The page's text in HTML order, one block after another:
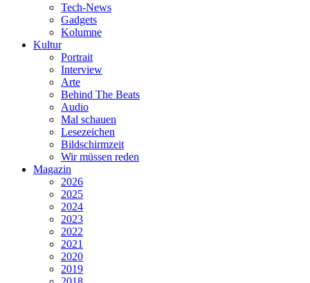
Tech-News
Gadgets
Kolumne
Kultur
Portrait
Interview
Arte
Behind The Beats
Audio
Mal schauen
Lesezeichen
Bildschirmzeit
Wir müssen reden
Magazin
2026
2025
2024
2023
2022
2021
2020
2019